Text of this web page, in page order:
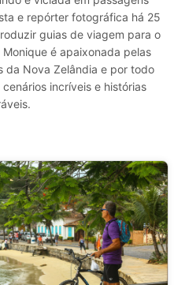
e repórter fotográfica há 25
guias de viagem para o
é apaixonada pelas
da Nova Zelândia e por todo
incríveis e histórias